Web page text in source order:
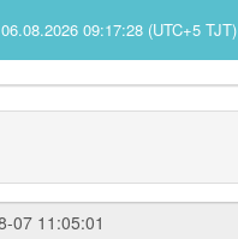
06.08.2026 09:17:28 (UTC+5 TJT)